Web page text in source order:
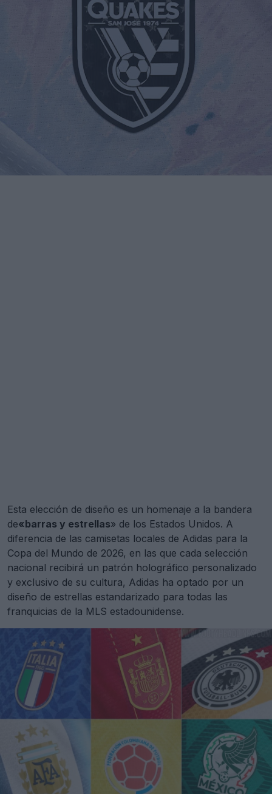
Esta elección de diseño es un homenaje a la bandera
de«barras y estrellas» de los Estados Unidos. A
diferencia de las camisetas locales de Adidas para la
Copa del Mundo de 2026, en las que cada selección
nacional recibirá un patrón holográfico personalizado
y exclusivo de su cultura, Adidas ha optado por un
diseño de estrellas estandarizado para todas las
franquicias de la MLS estadounidense.